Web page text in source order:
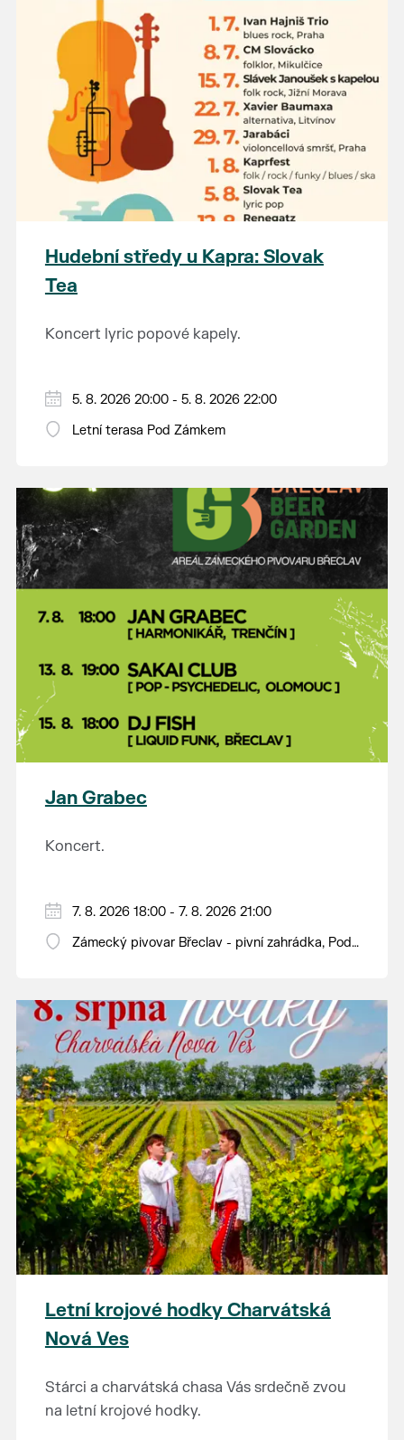
Hudební středy u Kapra: Slovak
Tea
Koncert lyric popové kapely.
5. 8. 2026 20:00 - 5. 8. 2026 22:00
Letní terasa Pod Zámkem
Jan Grabec
Koncert.
7. 8. 2026 18:00 - 7. 8. 2026 21:00
Zámecký pivovar Břeclav - pivní zahrádka, Pod
Letní krojové hodky Charvátská
Nová Ves
Stárci a charvátská chasa Vás srdečně zvou
na letní krojové hodky.